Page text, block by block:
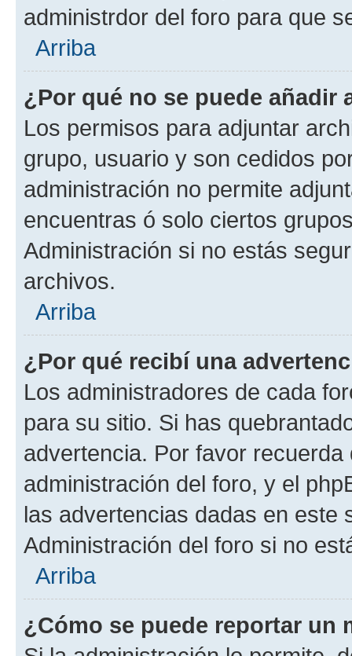
administrdor del foro para que
Arriba
¿Por qué no se puede añadir
Los permisos para adjuntar
grupo, usuario y son cedidos
administración no permite
encuentras ó solo ciertos
Administración si no estás
archivos.
Arriba
¿Por qué recibí una
Los administradores de cada
para su sitio. Si has
advertencia. Por favor
administración del foro, y el
las advertencias dadas en este
Administración del foro si no
Arriba
¿Cómo se puede reportar un